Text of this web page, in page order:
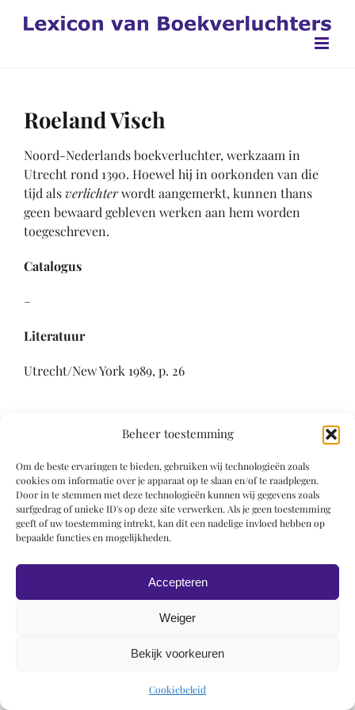
Beheer toestemming
Om de beste ervaringen te bieden, gebruiken wij technologieën zoals
cookies om informatie over je apparaat op te slaan en/of te raadplegen.
Door in te stemmen met deze technologieën kunnen wij gegevens zoals
surfgedrag of unieke ID's op deze site verwerken. Als je geen toestemming
geeft of uw toestemming intrekt, kan dit een nadelige invloed hebben op
bepaalde functies en mogelijkheden.
Accepteren
Weiger
Bekijk voorkeuren
Cookiebeleid
naar
Roeland Visch
Noord-Nederlands boekverluchter, werkzaam in
Utrecht rond 1390. Hoewel hij in oorkonden van die
tijd alsverlichterwordt aangemerkt, kunnen thans
geen bewaard gebleven werken aan hem worden
toegeschreven.
Catalogus
–
Literatuur
Utrecht/New York 1989, p. 26
© 2019 Roel Wiechers | Powered byROCK Design